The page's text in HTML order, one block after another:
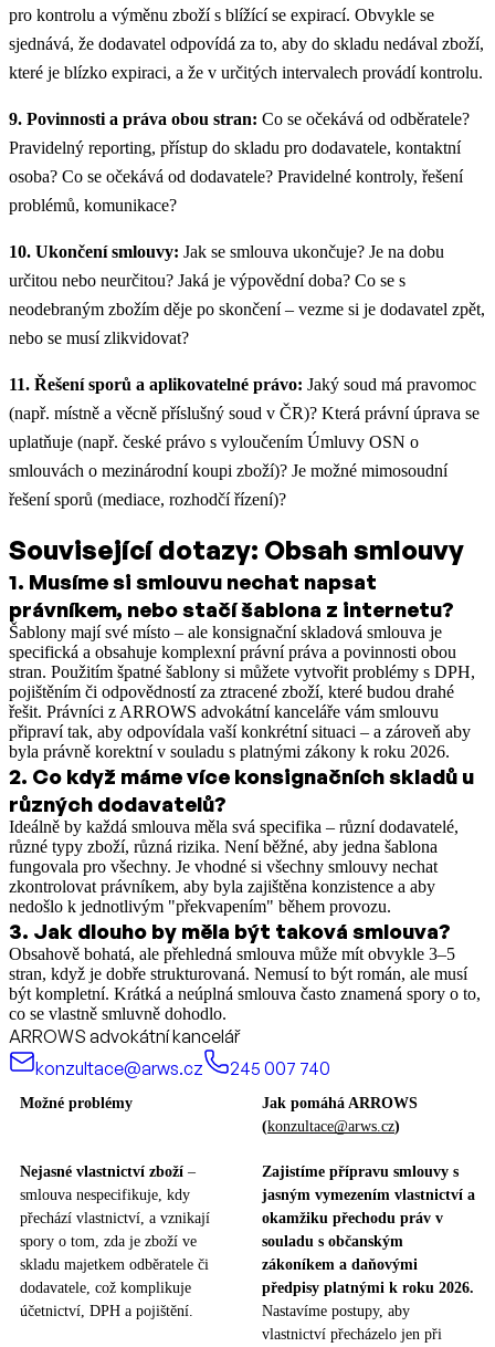
pro kontrolu a výměnu zboží s blížící se expirací. Obvykle se
sjednává, že dodavatel odpovídá za to, aby do skladu nedával zboží,
které je blízko expiraci, a že v určitých intervalech provádí kontrolu.
9. Povinnosti a práva obou stran: Co se očekává od odběratele?
Pravidelný reporting, přístup do skladu pro dodavatele, kontaktní
osoba? Co se očekává od dodavatele? Pravidelné kontroly, řešení
problémů, komunikace?
10. Ukončení smlouvy: Jak se smlouva ukončuje? Je na dobu
určitou nebo neurčitou? Jaká je výpovědní doba? Co se s
neodebraným zbožím děje po skončení – vezme si je dodavatel zpět,
nebo se musí zlikvidovat?
11. Řešení sporů a aplikovatelné právo: Jaký soud má pravomoc
(např. místně a věcně příslušný soud v ČR)? Která právní úprava se
uplatňuje (např. české právo s vyloučením Úmluvy OSN o
smlouvách o mezinárodní koupi zboží)? Je možné mimosoudní
řešení sporů (mediace, rozhodčí řízení)?
Související dotazy: Obsah smlouvy
1. Musíme si smlouvu nechat napsat
právníkem, nebo stačí šablona z internetu?
Šablony mají své místo – ale konsignační skladová smlouva je
specifická a obsahuje komplexní právní práva a povinnosti obou
stran. Použitím špatné šablony si můžete vytvořit problémy s DPH,
pojištěním či odpovědností za ztracené zboží, které budou drahé
řešit. Právníci z ARROWS advokátní kanceláře vám smlouvu
připraví tak, aby odpovídala vaší konkrétní situaci – a zároveň aby
byla právně korektní v souladu s platnými zákony k roku 2026.
2. Co když máme více konsignačních skladů u
různých dodavatelů?
Ideálně by každá smlouva měla svá specifika – různí dodavatelé,
různé typy zboží, různá rizika. Není běžné, aby jedna šablona
fungovala pro všechny. Je vhodné si všechny smlouvy nechat
zkontrolovat právníkem, aby byla zajištěna konzistence a aby
nedošlo k jednotlivým "překvapením" během provozu.
3. Jak dlouho by měla být taková smlouva?
Obsahově bohatá, ale přehledná smlouva může mít obvykle 3–5
stran, když je dobře strukturovaná. Nemusí to být román, ale musí
být kompletní. Krátká a neúplná smlouva často znamená spory o to,
co se vlastně smluvně dohodlo.
ARROWS advokátní kancelář
konzultace@arws.cz
245 007 740
Možné problémy
Jak pomáhá ARROWS
(konzultace@arws.cz)
Nejasné vlastnictví zboží –
smlouva nespecifikuje, kdy
přechází vlastnictví, a vznikají
spory o tom, zda je zboží ve
skladu majetkem odběratele či
dodavatele, což komplikuje
účetnictví, DPH a pojištění.
Zajistíme přípravu smlouvy s
jasným vymezením vlastnictví a
okamžiku přechodu práv v
souladu s občanským
zákoníkem a daňovými
předpisy platnými k roku 2026.
Nastavíme postupy, aby
vlastnictví přecházelo jen při